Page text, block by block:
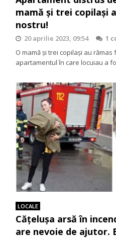
mamă și trei copilași
nostru!
20 aprilie 2023, 09:54
1
O mamă și trei copilași au rămas
apartamentul în care locuiau a
LOCALE
Cățelușa arsă în
are nevoie de ajutor.